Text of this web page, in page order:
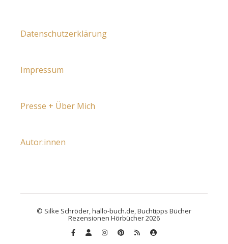
Datenschutzerklärung
Impressum
Presse + Über Mich
Autor:innen
© Silke Schröder, hallo-buch.de, Buchtipps Bücher
Rezensionen Hörbücher 2026